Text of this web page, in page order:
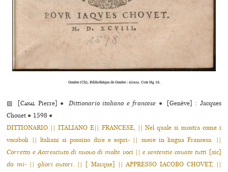
Genève (Ch), Bibliothèque de Genève : e|rara. Cote Hg 16.
▨ [Canal Pierre] ● Dittionario italiano e francese ●
[Genève] : Jacques
Chouet ● 1598 ●
DITTIONARIO || ITALIANO E|| FRANCESE, || Nel quale si mostra come i
vocaboli || ltaliani si possino dire e espri- || mere in lingua Francesa. ||
Corretto e Accresciuto di nuouo di molte voci|| e sententie cauate tutti [sic]
da mi-
gliori autori. || [ Marque] || APPRESSO IACOBO CHOVET, ||